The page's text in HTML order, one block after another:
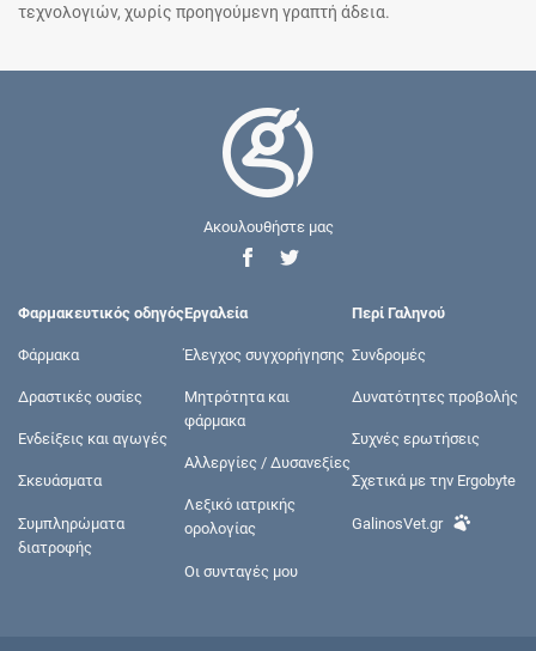
τεχνολογιών, χωρίς προηγούμενη γραπτή άδεια.
Ακουλουθήστε μας
Φαρμακευτικός οδηγός
Φάρμακα
Δραστικές ουσίες
Ενδείξεις και αγωγές
Σκευάσματα
Συμπληρώματα
διατροφής
Εργαλεία
Έλεγχος συγχορήγησης
Μητρότητα και
φάρμακα
Αλλεργίες / Δυσανεξίες
Λεξικό ιατρικής
ορολογίας
Οι συνταγές μου
Περί Γαληνού
Συνδρομές
Δυνατότητες προβολής
Συχνές ερωτήσεις
Σχετικά με την Ergobyte
GalinosVet.gr